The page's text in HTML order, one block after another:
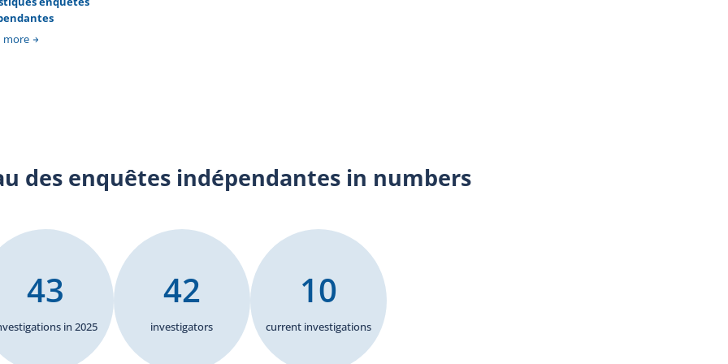
more
des enquêtes indépendantes in numbers
in 2025
43
investigators
42
current investigations
10